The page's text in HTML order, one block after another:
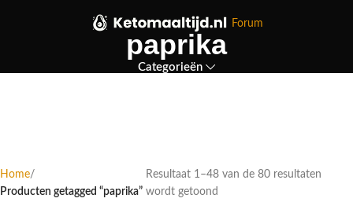
Forum
paprika
Categorieën
Home
Producten getagged “paprika”
Resultaat 49–80 van de 80 resultaten
wordt getoond